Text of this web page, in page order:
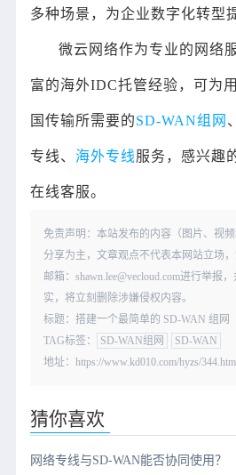
多种场景，为企业数字化转型
微云网络作为专业的网络
富的海外IDC托管经验，可为
国传输所需要的SD-WAN组网
专线、 海外专线服务，感兴趣
在线客服。
免责声明：本站发布的内容（图片、视
分享为主，文章观点不代表本网站立场
邮箱：shawn.lee@vecloud.com进行举报
实，将立刻删除涉嫌侵权内容。
标题：搭建一个最简单的 SD-WAN 组网
TAG标签：
SD-WAN组网
SD-WAN
地址：https://www.kd010.com/hyzs/
猜你喜欢
网络专线与SD-WAN能否协同使用？